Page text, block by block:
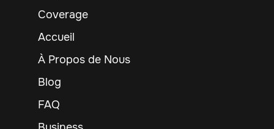
Coverage
Accueil
À Propos de Nous
Blog
FAQ